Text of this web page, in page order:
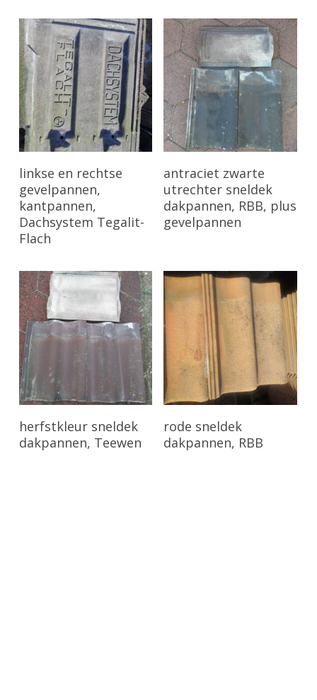
Bekijk Product
linkse en rechtse
gevelpannen,
kantpannen,
Dachsystem Tegalit-
Flach
Bekijk Product
antraciet zwarte
utrechter sneldek
dakpannen, RBB, plus
gevelpannen
Bekijk Product
herfstkleur sneldek
dakpannen, Teewen
Bekijk Product
rode sneldek
dakpannen, RBB